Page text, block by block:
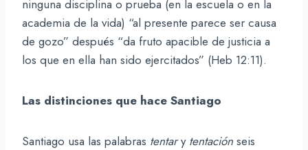
ninguna disciplina o prueba (en la escuela o en la
academia de la vida) “al presente parece ser causa
de gozo” después “da fruto apacible de justicia a
los que en ella han sido ejercitados” (Heb 12:11).
Las distinciones que hace Santiago
Santiago usa las palabras tentary tentación seis